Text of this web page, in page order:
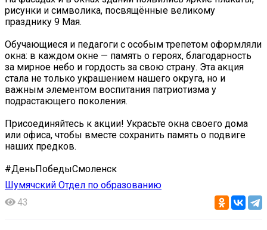
рисунки и символика, посвящённые великому
празднику 9 Мая.
Обучающиеся и педагоги с особым трепетом оформляли
окна: в каждом окне — память о героях, благодарность
за мирное небо и гордость за свою страну. Эта акция
стала не только украшением нашего округа, но и
важным элементом воспитания патриотизма у
подрастающего поколения.
Присоединяйтесь к акции! Украсьте окна своего дома
или офиса, чтобы вместе сохранить память о подвиге
наших предков.
#ДеньПобедыСмоленск
Шумячский Отдел по образованию
43